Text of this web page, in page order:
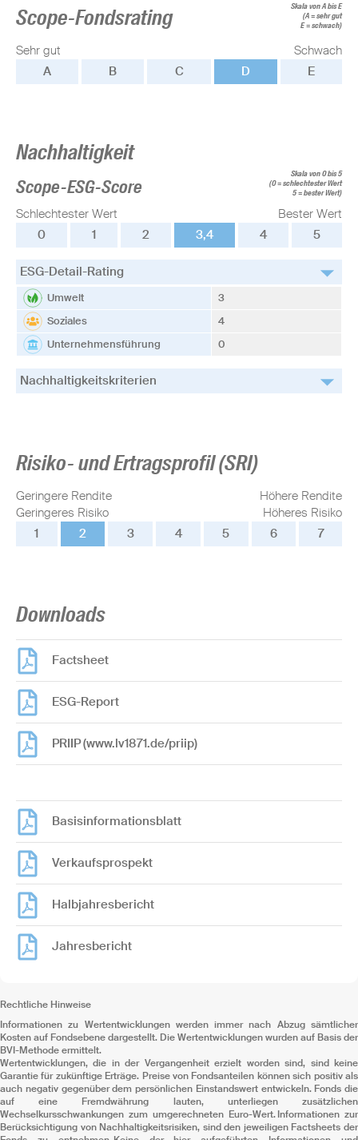
Scope-Fondsrating
Skala von A bis E
(A = sehr gut
E = schwach)
Sehr gut
Schwach
A
B C D E
Nachhaltigkeit
Scope-ESG-Score
Skala von 0 bis 5
(0 = schlechtester Wert
5 = bester Wert)
Schlechtester Wert
Bester Wert
0
1 2 3,4 4 5
ESG-Detail-Rating
Umwelt
3
Soziales
4
Unternehmensführung
0
Nachhaltigkeitskriterien
Risiko- und Ertragsprofil (SRI)
Geringere Rendite
Geringeres Risiko
Höhere Rendite
Höheres Risiko
1
2 3 4 5 6 7
Downloads
Factsheet
ESG-Report
PRIIP (www.lv1871.de/priip)
Basisinformationsblatt
Verkaufsprospekt
Halbjahresbericht
Jahresbericht
Rechtliche Hinweise
Informationen zu Wertentwicklungen werden immer nach Abzug sämtlicher
Kosten auf Fondsebene dargestellt. Die Wertentwicklungen wurden auf Basis der
BVI-Methode ermittelt.
Wertentwicklungen, die in der Vergangenheit erzielt worden sind, sind keine
Garantie für zukünftige Erträge. Preise von Fondsanteilen können sich positiv als
auch negativ gegenüber dem persönlichen Einstandswert entwickeln. Fonds die
auf eine Fremdwährung lauten, unterliegen zusätzlichen
Wechselkursschwankungen zum umgerechneten Euro-Wert. Informationen zur
Berücksichtigung von Nachhaltigkeitsrisiken, sind den jeweiligen Factsheets der